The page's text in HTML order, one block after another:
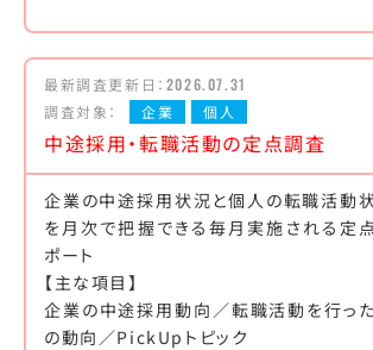
最新調査更新日： 2026.07.31
調査対象：
企業 個人
中途採用・転職活動の定点調査
企業の中途採用状況と個人の転職活動
を月次で把握できる毎月実施される定
ポート
【主な項目】
企業の中途採用動向／転職活動を行っ
の動向／PickUpトピック